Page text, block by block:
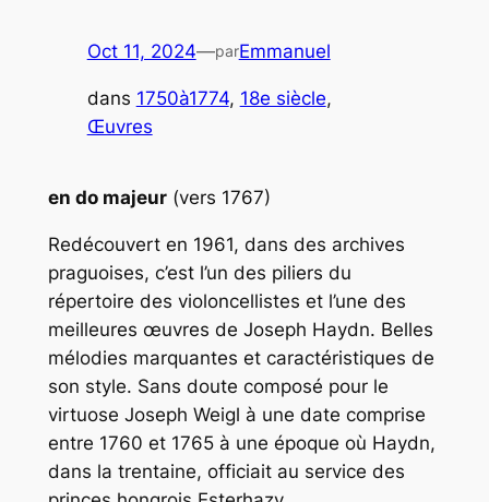
Oct 11, 2024—parEmmanuel
dans 1750à1774, 18e siècle
Œuvres
en do majeur(vers 1767)
Redécouvert en 1961, dans des archives
praguoises, c’est l’un des piliers du
répertoire des violoncellistes et l’une des
meilleures œuvres de Joseph Haydn. Belles
mélodies marquantes et caractéristiques de
son style. Sans doute composé pour le
virtuose Joseph Weigl à une date comprise
entre 1760 et 1765 à une époque où Haydn,
dans la trentaine, officiait au service des